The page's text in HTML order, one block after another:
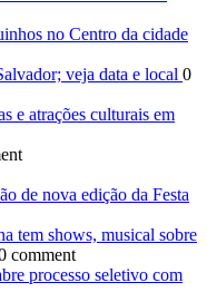
no Centro da cidade
veja data e local 0
e atrações culturais em
de nova edição da Festa
tem shows, musical sobre
comment
processo seletivo com